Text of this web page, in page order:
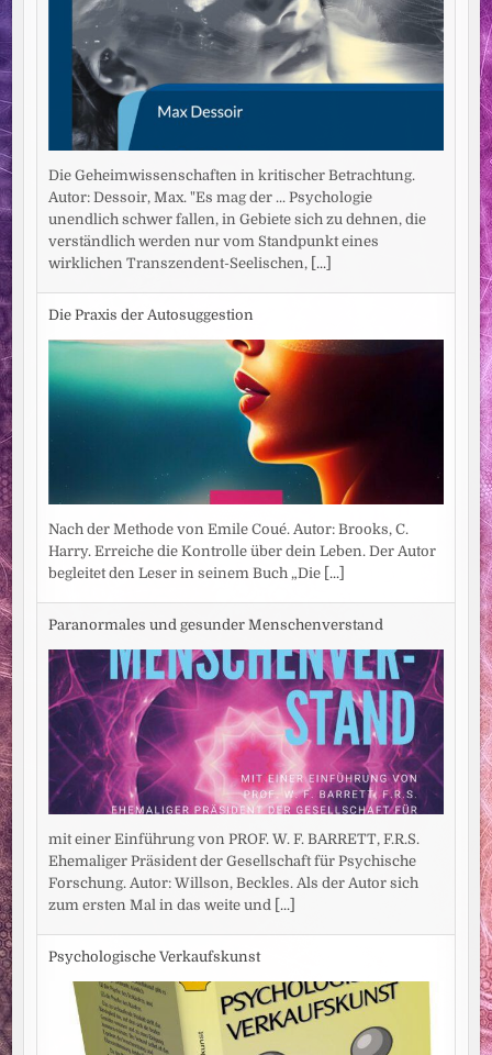
Die Geheimwissenschaften in kritischer Betrachtung.
Autor: Dessoir, Max. "Es mag der ... Psychologie
unendlich schwer fallen, in Gebiete sich zu dehnen, die
verständlich werden nur vom Standpunkt eines
wirklichen Transzendent-Seelischen,
[...]
Die Praxis der Autosuggestion
Nach der Methode von Emile Coué. Autor: Brooks, C.
Harry. Erreiche die Kontrolle über dein Leben. Der Autor
begleitet den Leser in seinem Buch „Die [...]
Paranormales und gesunder Menschenverstand
mit einer Einführung von PROF. W. F. BARRETT, F.R.S.
Ehemaliger Präsident der Gesellschaft für Psychische
Forschung. Autor: Willson, Beckles. Als der Autor sich
zum ersten Mal in das weite und
[...]
Psychologische Verkaufskunst